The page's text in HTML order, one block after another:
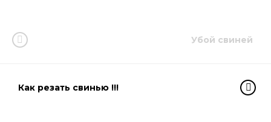
Убой свиней
Как резать свинью !!!